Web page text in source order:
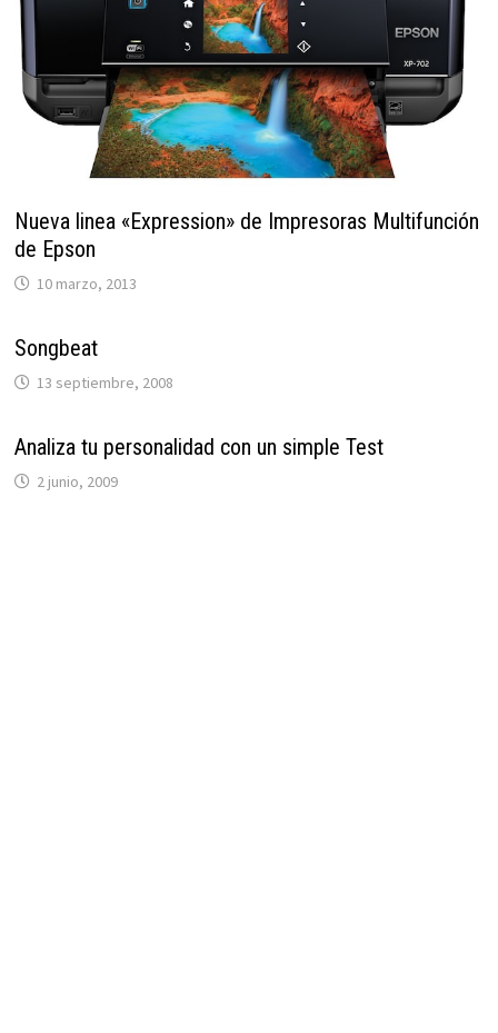
Nueva linea «Expression» de Impresoras Multifunción
de Epson
10 marzo, 2013
Songbeat
13 septiembre, 2008
Analiza tu personalidad con un simple Test
2 junio, 2009